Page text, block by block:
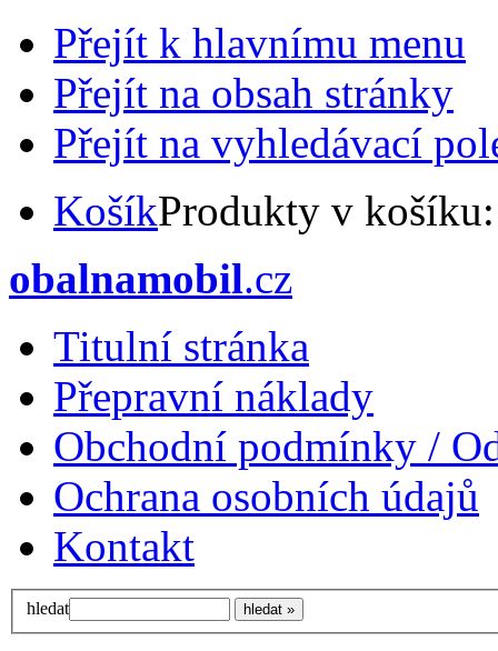
Přejít k hlavnímu menu
Přejít na obsah stránky
Přejít na vyhledávací
KošíkProdukty v
obalnamobil.cz
Titulní stránka
Přepravní náklady
Obchodní podmínky /
Ochrana osobních údajů
Kontakt
hledat